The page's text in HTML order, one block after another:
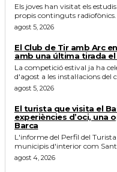
Els joves han visitat els
propis continguts radiofònics.
agost 5, 2026
El Club de Tir amb Arc
amb una última tirada el
La competició estival ja ha
d'agost a les instal·lacions del
agost 5, 2026
El turista que visita el
experiències d’oci, una
Barca
L'informe del Perfil del
municipis d'interior com Sant
agost 4, 2026